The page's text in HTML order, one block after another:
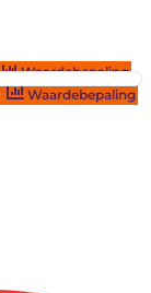
Waardebepaling
Waardebepaling